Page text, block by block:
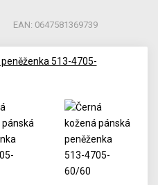
EAN: 0647581369739